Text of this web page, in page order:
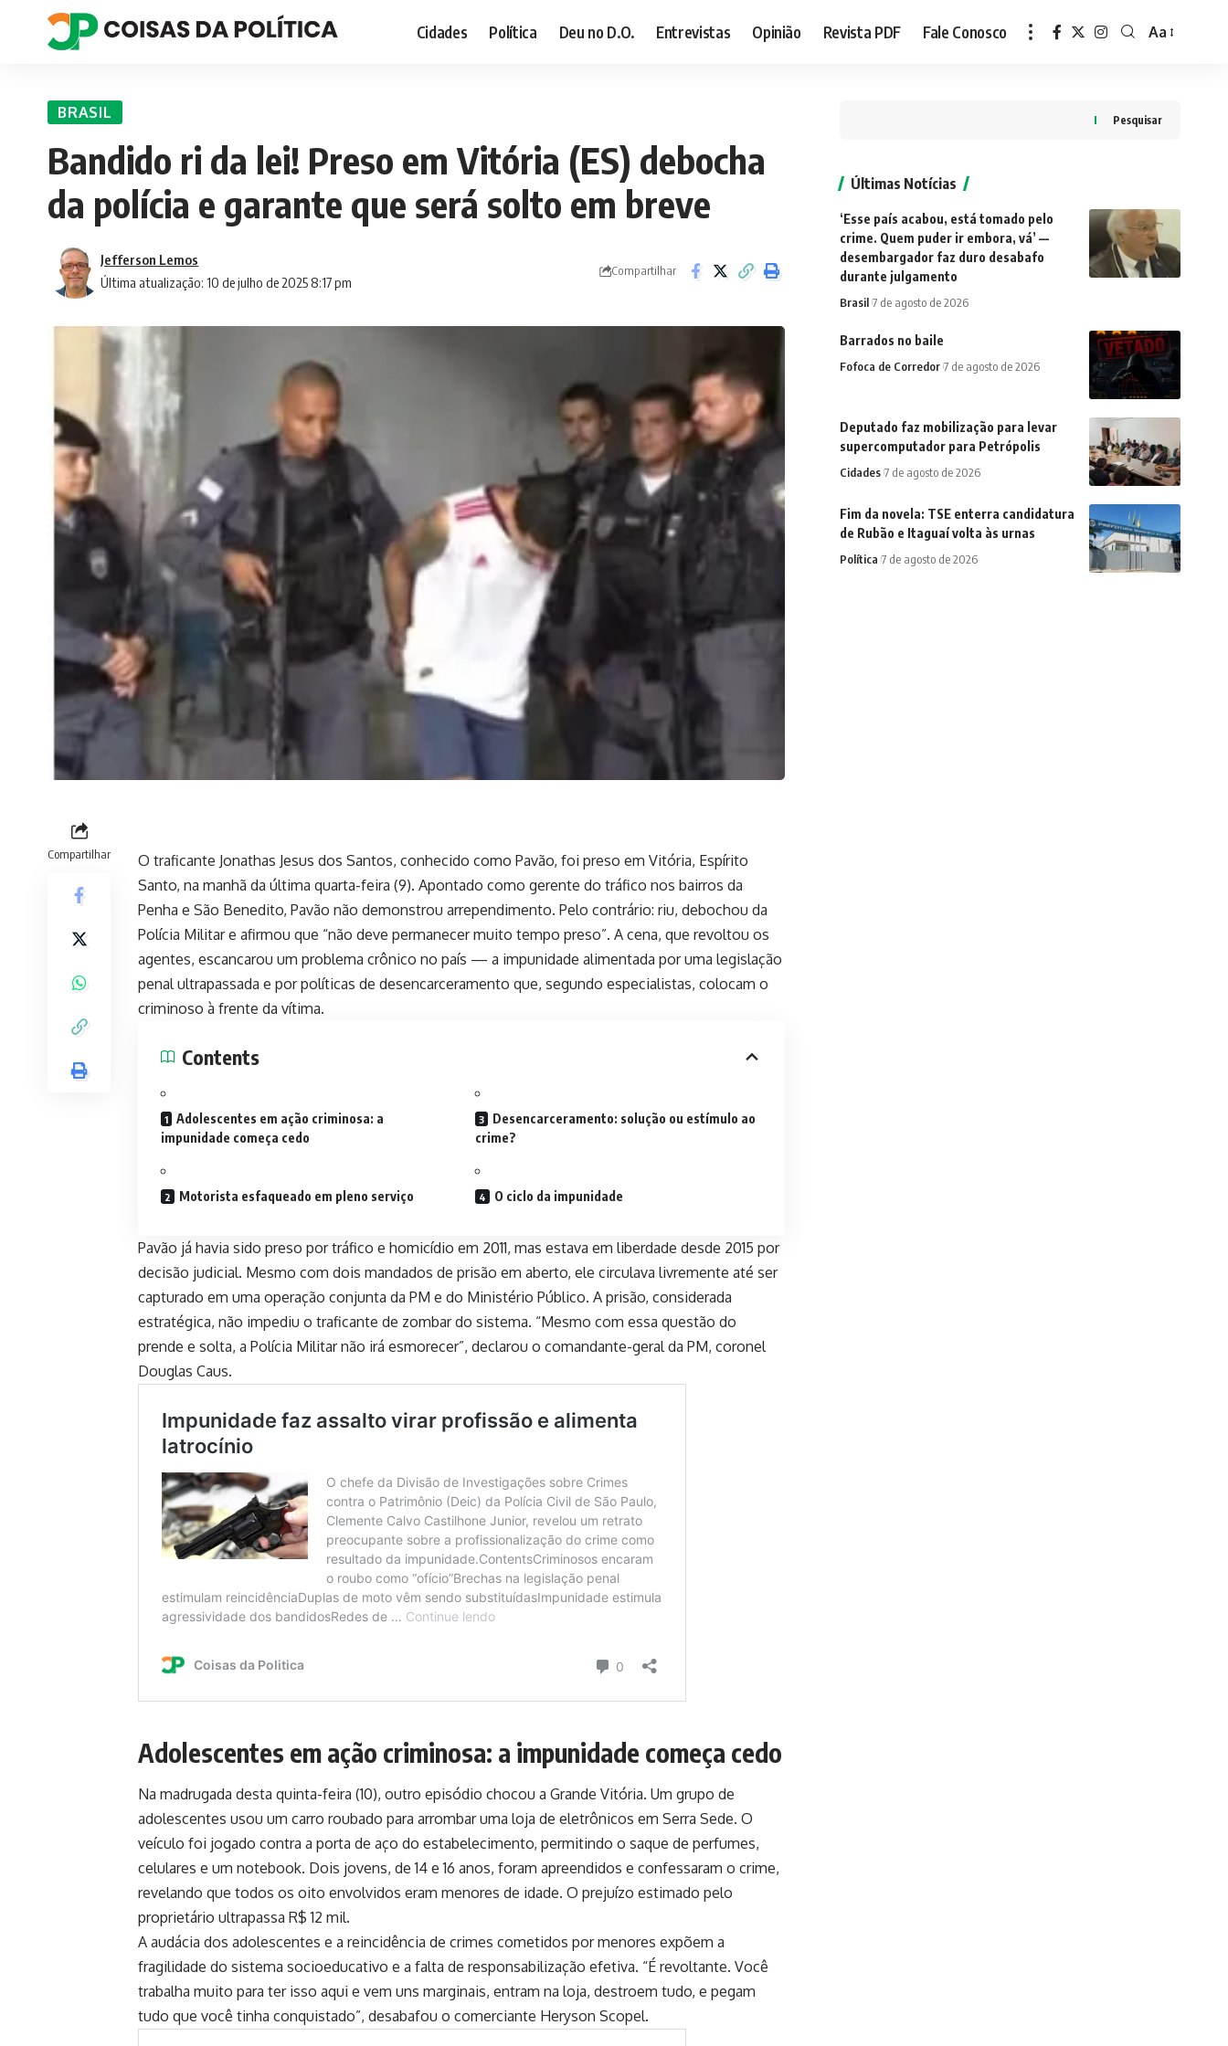
Cidades Política Deu no D.O. Entrevistas Opinião Revista PDF Fale Conosco
Font
Aa
BRASIL
Bandido ri da lei! Preso em Vitória (ES) debocha
da polícia e garante que será solto em breve
Última atualização: 10 de julho de 2025 8:17 pm
Jefferson Lemos
Compartilhar
Compartilhar
O traficante Jonathas Jesus dos Santos, conhecido como Pavão, foi preso em Vitória, Espírito
Santo, na manhã da última quarta-feira (9). Apontado como gerente do tráfico nos bairros da
Penha e São Benedito, Pavão não demonstrou arrependimento. Pelo contrário: riu, debochou da
Polícia Militar e afirmou que “não deve permanecer muito tempo preso”. A cena, que revoltou os
agentes, escancarou um problema crônico no país — a impunidade alimentada por uma legislação
penal ultrapassada e por políticas de desencarceramento que, segundo especialistas, colocam o
criminoso à frente da vítima.
Contents
Adolescentes em ação criminosa: a
impunidade começa cedo
Motorista esfaqueado em pleno serviço
Desencarceramento: solução ou estímulo ao
crime?
O ciclo da impunidade
Pavão já havia sido preso por tráfico e homicídio em 2011, mas estava em liberdade desde 2015 por
decisão judicial. Mesmo com dois mandados de prisão em aberto, ele circulava livremente até ser
capturado em uma operação conjunta da PM e do Ministério Público. A prisão, considerada
estratégica, não impediu o traficante de zombar do sistema. “Mesmo com essa questão do
prende e solta, a Polícia Militar não irá esmorecer”, declarou o comandante-geral da PM, coronel
Douglas Caus.
Adolescentes em ação criminosa: a impunidade começa cedo
Na madrugada desta quinta-feira (10), outro episódio chocou a Grande Vitória. Um grupo de
adolescentes usou um carro roubado para arrombar uma loja de eletrônicos em Serra Sede. O
veículo foi jogado contra a porta de aço do estabelecimento, permitindo o saque de perfumes,
celulares e um notebook. Dois jovens, de 14 e 16 anos, foram apreendidos e confessaram o crime,
revelando que todos os oito envolvidos eram menores de idade. O prejuízo estimado pelo
proprietário ultrapassa R$ 12 mil.
A audácia dos adolescentes e a reincidência de crimes cometidos por menores expõem a
fragilidade do sistema socioeducativo e a falta de responsabilização efetiva. “É revoltante. Você
trabalha muito para ter isso aqui e vem uns marginais, entram na loja, destroem tudo, e pegam
tudo que você tinha conquistado”, desabafou o comerciante Heryson Scopel.
Pesquisar
Últimas Notícias
‘Esse país acabou, está tomado pelo
crime. Quem puder ir embora, vá’ —
desembargador faz duro desabafo
durante julgamento
Brasil 7 de agosto de 2026
Barrados no baile
Fofoca de Corredor 7 de agosto de 2026
Deputado faz mobilização para levar
supercomputador para Petrópolis
Cidades 7 de agosto de 2026
Fim da novela: TSE enterra candidatura
de Rubão e Itaguaí volta às urnas
Política 7 de agosto de 2026